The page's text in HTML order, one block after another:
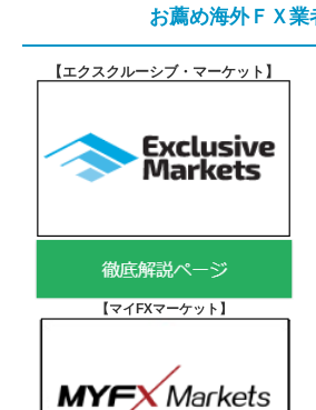
お薦め海外ＦＸ業
【エクスクルーシブ・マーケット 】
【マイFXマーケット 】